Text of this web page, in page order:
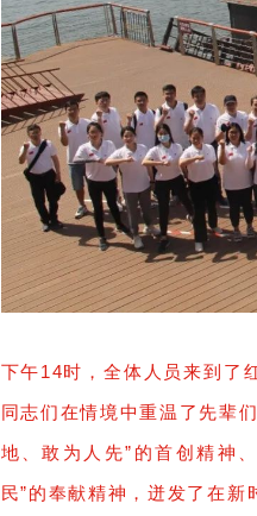
下午14时，全体人员来到了
同志们在情境中重温了先辈
地、敢为人先”的首创精神
民”的奉献精神，迸发了在